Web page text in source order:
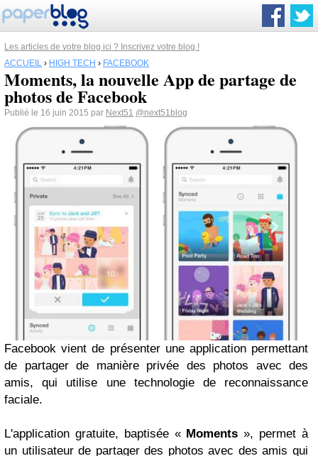
Les articles de votre blog ici ? Inscrivez votre blog !
ACCUEIL › HIGH TECH › FACEBOOK
Moments, la nouvelle App de partage de
photos de Facebook
Publié le 16 juin 2015 par Next51 @next51blog
Facebook vient de présenter une application permettant
de partager de manière privée des photos avec des
amis, qui utilise une technologie de reconnaissance
faciale.
L'application gratuite, baptisée « Moments », permet à
un utilisateur de partager des photos avec des amis qui